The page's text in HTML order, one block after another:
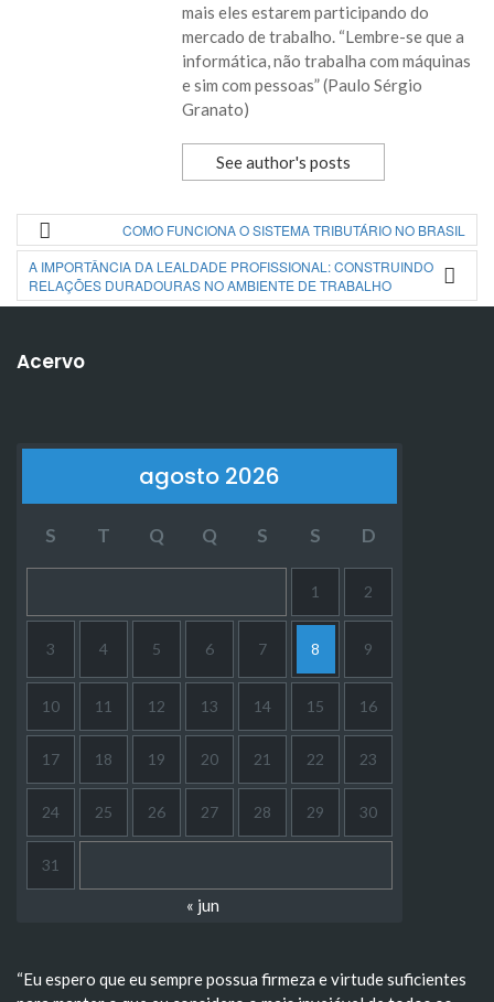
mais eles estarem participando do
mercado de trabalho. “Lembre-se que a
informática, não trabalha com máquinas
e sim com pessoas” (Paulo Sérgio
Granato)
See author's posts
COMO FUNCIONA O SISTEMA TRIBUTÁRIO NO BRASIL
A IMPORTÂNCIA DA LEALDADE PROFISSIONAL: CONSTRUINDO
RELAÇÕES DURADOURAS NO AMBIENTE DE TRABALHO
Acervo
agosto 2026
S T Q Q S S D
1 2
3 4 5 6 7 8 9
10 11 12 13 14 15 16
17 18 19 20 21 22 23
24 25 26 27 28 29 30
31
« jun
“Eu espero que eu sempre possua firmeza e virtude suficientes